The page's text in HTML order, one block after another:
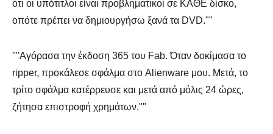
ότι οι υπότιτλοι είναι προβληματικοί σε ΚΑΘΕ δίσκο,
οπότε πρέπει να δημιουργήσω ξανά τα DVD.""
""Αγόρασα την έκδοση 365 του Fab. Όταν δοκίμασα το
ripper, προκάλεσε σφάλμα στο Alienware μου. Μετά, το
τρίτο σφάλμα κατέρρευσε και μετά από μόλις 24 ώρες,
ζήτησα επιστροφή χρημάτων.""